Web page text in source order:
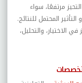
مرتفعًا، سواء
المحتمل للنتائج.
الاختيار، والتحليل،